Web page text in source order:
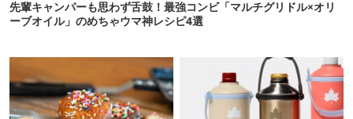
先輩キャンパーも思わず舌鼓！最強コンビ「マルチグリドル×オリ
ーブオイル」のめちゃウマ神レシピ4選